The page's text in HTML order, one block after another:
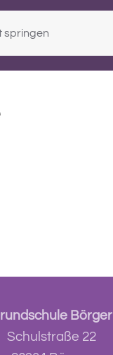
springen
Börger
Schulstraße 22